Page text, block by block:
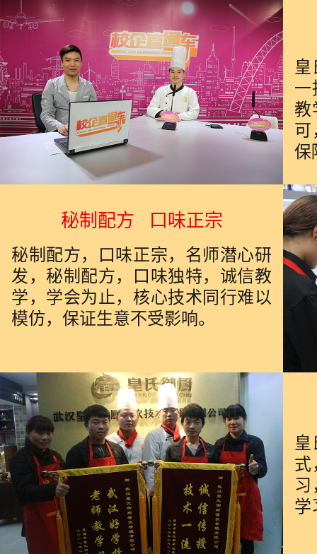
一
教
可
保
秘制配方 口味正宗
秘制配方，口味正宗，名师潜心研
发，秘制配方，口味独特，诚信教
学，学会为止，核心技术同行难以
模仿，保证生意不受影响。
式
习
学